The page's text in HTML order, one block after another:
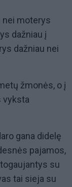
nei moterys
dažniau į
dažniau nei
žmonės, o į
vyksta
gana didelę
pajamos,
su
tai sieja su